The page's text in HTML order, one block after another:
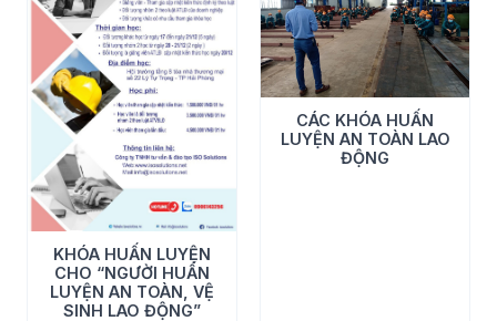
KHÓA HUẤN LUYỆN
CHO “NGƯỜI HUẤN
LUYỆN AN TOÀN, VỆ
SINH LAO ĐỘNG”
CÁC KHÓA HUẤN
LUYỆN AN TOÀN LAO
ĐỘNG